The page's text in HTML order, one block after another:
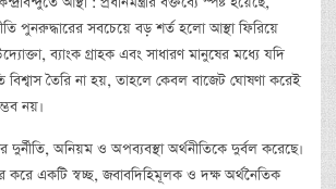
পুনরুদ্ধারের সবচেয়ে বড় শর্ত হলো আস্থা ফিরিয়ে
ব্যাংক গ্রাহক এবং সাধারণ মানুষের মধ্যে যদি
বিশ্বাস তৈরি না হয়, তাহলে কেবল বাজেট ঘোষণা করেই
নয়।
দুর্নীতি, অনিয়ম ও অপব্যবস্থা অর্থনীতিকে দুর্বল করেছে।
একটি স্বচ্ছ, জবাবদিহিমূলক ও দক্ষ অর্থনৈতিক